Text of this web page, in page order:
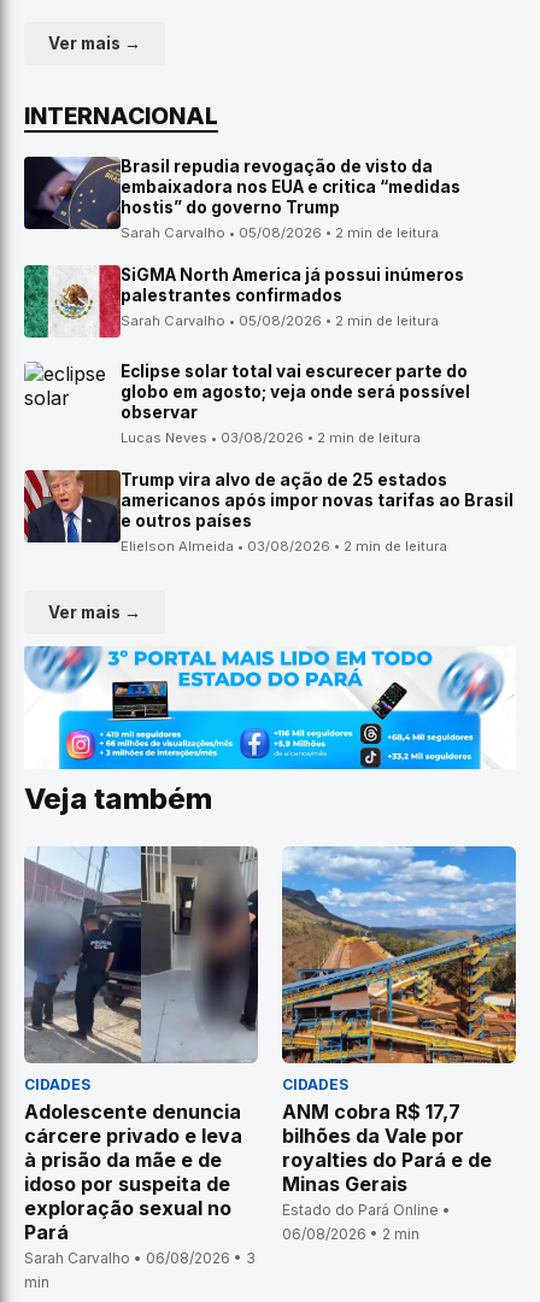
Ver mais →
INTERNACIONAL
Brasil repudia revogação de visto da
embaixadora nos EUA e critica “medidas
hostis” do governo Trump
Sarah Carvalho • 05/08/2026 • 2 min de leitura
SiGMA North America já possui inúmeros
palestrantes confirmados
Sarah Carvalho • 05/08/2026 • 2 min de leitura
Eclipse solar total vai escurecer parte do
globo em agosto; veja onde será possível
observar
Lucas Neves • 03/08/2026 • 2 min de leitura
Trump vira alvo de ação de 25 estados
americanos após impor novas tarifas ao Brasil
e outros países
Elielson Almeida • 03/08/2026 • 2 min de leitura
Ver mais →
Veja também
CIDADES
Adolescente denuncia
cárcere privado e leva
à prisão da mãe e de
idoso por suspeita de
exploração sexual no
Pará
Sarah Carvalho • 06/08/2026 • 3
min
CIDADES
ANM cobra R$ 17,7
bilhões da Vale por
royalties do Pará e de
Minas Gerais
Estado do Pará Online •
06/08/2026 • 2 min